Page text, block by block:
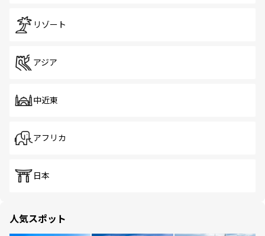
リゾート
アジア
中近東
アフリカ
日本
人気スポット